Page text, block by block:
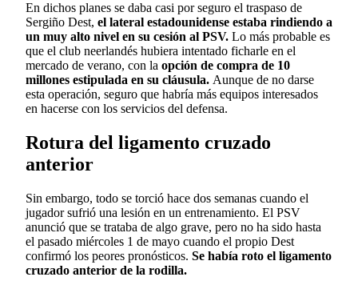
En dichos planes se daba casi por seguro el traspaso de
Sergiño Dest, el lateral estadounidense estaba rindiendo a
un muy alto nivel en su cesión al PSV. Lo más probable es
que el club neerlandés hubiera intentado ficharle en el
mercado de verano, con la opción de compra de 10
millones estipulada en su cláusula. Aunque de no darse
esta operación, seguro que habría más equipos interesados
en hacerse con los servicios del defensa.
Rotura del ligamento cruzado
anterior
Sin embargo, todo se torció hace dos semanas cuando el
jugador sufrió una lesión en un entrenamiento. El PSV
anunció que se trataba de algo grave, pero no ha sido hasta
el pasado miércoles 1 de mayo cuando el propio Dest
confirmó los peores pronósticos. Se había roto el ligamento
cruzado anterior de la rodilla.